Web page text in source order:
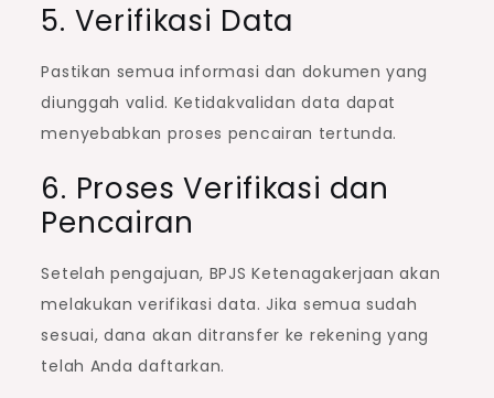
5. Verifikasi Data
Pastikan semua informasi dan dokumen yang
diunggah valid. Ketidakvalidan data dapat
menyebabkan proses pencairan tertunda.
6. Proses Verifikasi dan
Pencairan
Setelah pengajuan, BPJS Ketenagakerjaan akan
melakukan verifikasi data. Jika semua sudah
sesuai, dana akan ditransfer ke rekening yang
telah Anda daftarkan.